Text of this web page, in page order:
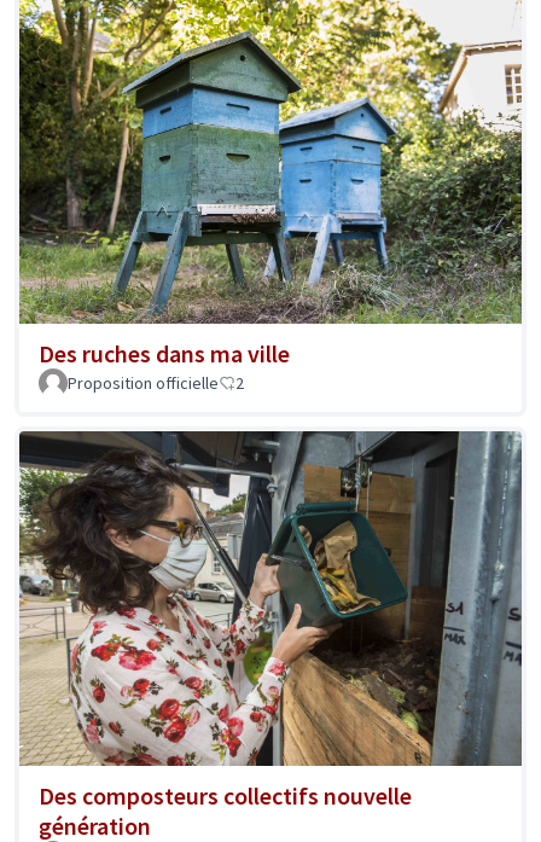
Des ruches dans ma ville
Proposition officielle 2
Des composteurs collectifs nouvelle
génération